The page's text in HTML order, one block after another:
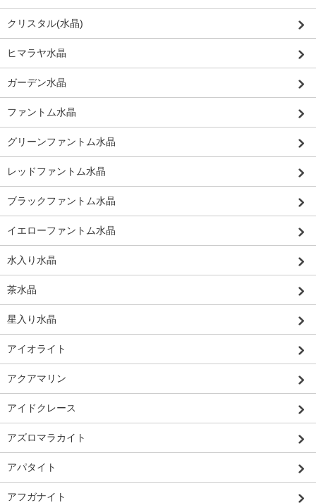
クリスタル(水晶)
ヒマラヤ水晶
ガーデン水晶
ファントム水晶
グリーンファントム水晶
レッドファントム水晶
ブラックファントム水晶
イエローファントム水晶
水入り水晶
茶水晶
星入り水晶
アイオライト
アクアマリン
アイドクレース
アズロマラカイト
アパタイト
アフガナイト